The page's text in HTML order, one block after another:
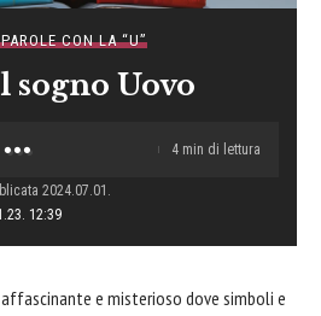
CON LA “U”
sogno Uovo
12:39
2024.07.01.
4 min di lettura
affascinante e misterioso dove simboli e